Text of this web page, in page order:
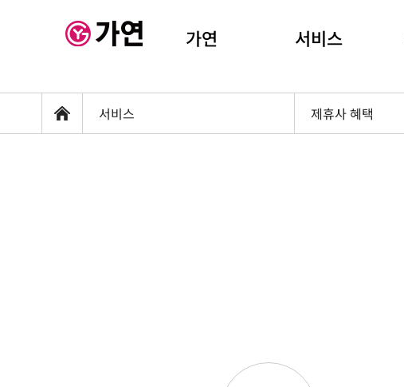
가연 서비스
홈 서비스 제휴사 혜택